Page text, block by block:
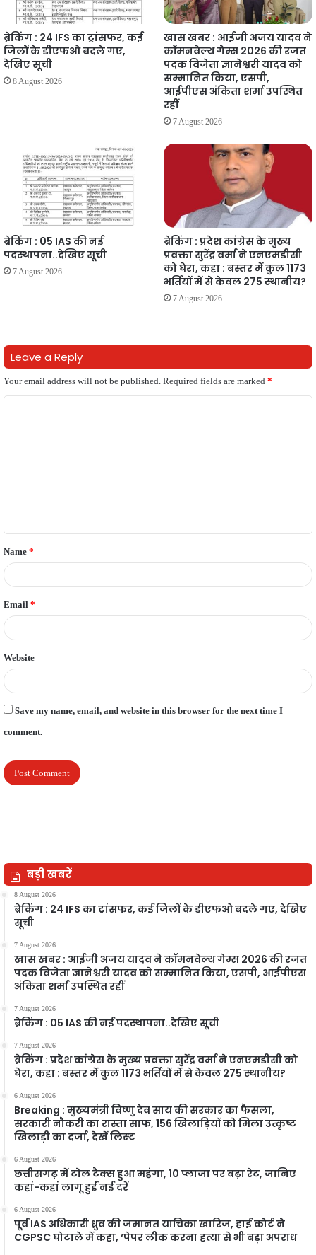
ब्रेकिंग : 24 IFS का ट्रांसफर, कई
जिलों के डीएफओ बदले गए,
देखिए सूची
8 August 2026
खास खबर : आईजी अजय यादव ने
कॉमनवेल्थ गेम्स 2026 की रजत
पदक विजेता ज्ञानेश्वरी यादव को
सम्मानित किया, एसपी,
आईपीएस अंकिता शर्मा उपस्थित
रहीं
7 August 2026
ब्रेकिंग : 05 IAS की नई
पदस्थापना..देखिए सूची
7 August 2026
ब्रेकिंग : प्रदेश कांग्रेस के मुख्य
प्रवक्ता सुरेंद्र वर्मा ने एनएमडीसी
को घेरा, कहा : बस्तर में कुल 1173
भर्तियों में से केवल 275 स्थानीय?
7 August 2026
Leave a Reply
Your email address will not be published. Required fields are marked *
t
*
Name *
Email *
Website
Save my name, email, and website in this browser for the next time I
comment.
बड़ी खबरें
8 August 2026
ब्रेकिंग : 24 IFS का ट्रांसफर, कई जिलों के डीएफओ बदले गए, देखिए
सूची
7 August 2026
खास खबर : आईजी अजय यादव ने कॉमनवेल्थ गेम्स 2026 की रजत
पदक विजेता ज्ञानेश्वरी यादव को सम्मानित किया, एसपी, आईपीएस
अंकिता शर्मा उपस्थित रहीं
7 August 2026
ब्रेकिंग : 05 IAS की नई पदस्थापना..देखिए सूची
7 August 2026
ब्रेकिंग : प्रदेश कांग्रेस के मुख्य प्रवक्ता सुरेंद्र वर्मा ने एनएमडीसी को
घेरा, कहा : बस्तर में कुल 1173 भर्तियों में से केवल 275 स्थानीय?
6 August 2026
Breaking : मुख्यमंत्री विष्णु देव साय की सरकार का फैसला,
सरकारी नौकरी का रास्ता साफ, 156 खिलाड़ियों को मिला उत्कृष्ट
खिलाड़ी का दर्जा, देखें लिस्‍ट
6 August 2026
छत्तीसगढ़ में टोल टैक्स हुआ महंगा, 10 प्लाजा पर बढ़ा रेट, जानिए
कहां-कहां लागू हुईं नई दरें
6 August 2026
पूर्व IAS अधिकारी ध्रुव की जमानत याचिका खारिज, हाई कोर्ट ने
CGPSC घोटाले में कहा, ‘पेपर लीक करना हत्या से भी बड़ा अपराध